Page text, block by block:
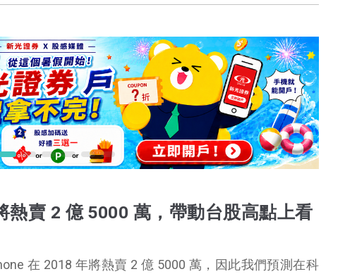
賣 2 億 5000 萬，帶動台股高點上看
在 2018 年將熱賣 2 億 5000 萬，因此我們預測在科